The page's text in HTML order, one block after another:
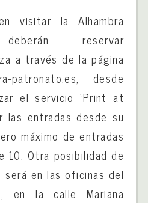
visitar la Alhambra
reservar
a través de la página
patronato.es, desde
el servicio ‘Print at
las entradas desde su
máximo de entradas
10. Otra posibilidad de
en las oficinas del
en la calle Mariana